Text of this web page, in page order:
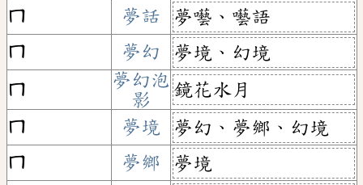
ㄇ
夢話
夢囈、囈語
ㄇ
夢幻
夢境、幻境
ㄇ
夢幻泡
影
鏡花水月
ㄇ
夢境
夢幻、夢鄉、幻境
ㄇ
夢鄉 夢境